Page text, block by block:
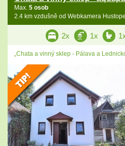
Max. 5 osob
2.4 km vzdušně od Webkamera
2x 1x
„Chata a vinný sklep - Pálava a